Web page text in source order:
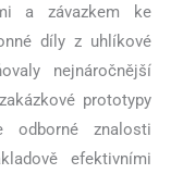
a závazkem ke
díly z uhlíkové
nejnáročnější
prototypy
odborné znalosti
efektivními